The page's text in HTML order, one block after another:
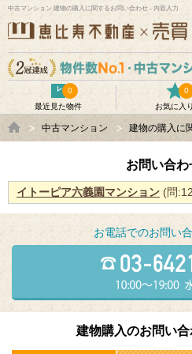
中古マンション 建物の購入に関するお問い合わせ - 内容入力
最近見た物件
0
お気に入り
0
中古マンション 建物の購入に
お問い合わ
イトーピア六義園マンション (問
お電話でのお問い
建物購入のお問い